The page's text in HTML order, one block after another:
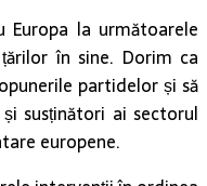
Europa la următoarele
în sine. Dorim ca
partidelor și să
susținători ai sectorul
europene.